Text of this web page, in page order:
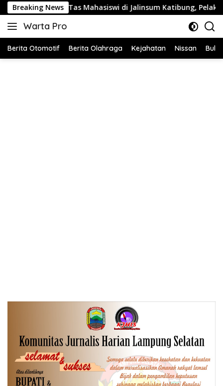
Langsung
ke
konten
Breaking News
di Jalinsum Katibung, Pelaku Dibekuk Tim URC
Warta Pro
Akurat
Terpercaya
Berita Otomotif Berita Olahraga Kejahatan Nissan